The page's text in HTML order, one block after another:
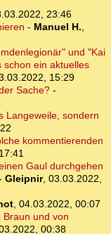
23:46
- Manuel H.,
und "Kai
schon ein aktuelles
15:29
Sache?-
Langeweile, sondern
kommentierenden
Gaul durchgehen
Gleipnir, 03.03.2022,
, 04.03.2022, 00:07
Braun und von
00:38